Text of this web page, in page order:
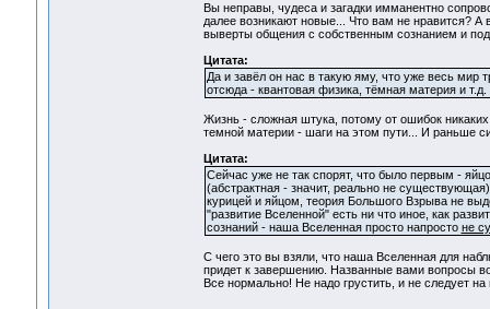
Вы неправы, чудеса и загадки имманентно
далее возникают новые... Что вам не нравится? А
выверты общения с собственным сознанием и
Цитата:
Да и завёл он нас в такую яму, что уже весь
отсюда - квантовая физика, тёмная материя и
Жизнь - сложная штука, потому от ошибок
темной материи - шаги на этом пути... И раньше
Цитата:
Сейчас уже не так спорят, что было первым -
(абстрактная - значит, реально не
курицей и яйцом, теория Большого Взрыва не
"развитие Вселенной" есть ни что иное, как
сознаний - наша Вселенная просто напросто не
С чего это вы взяли, что наша Вселенная для
придет к завершению. Названные вами вопросы
Все нормально! Не надо грустить, и не следует